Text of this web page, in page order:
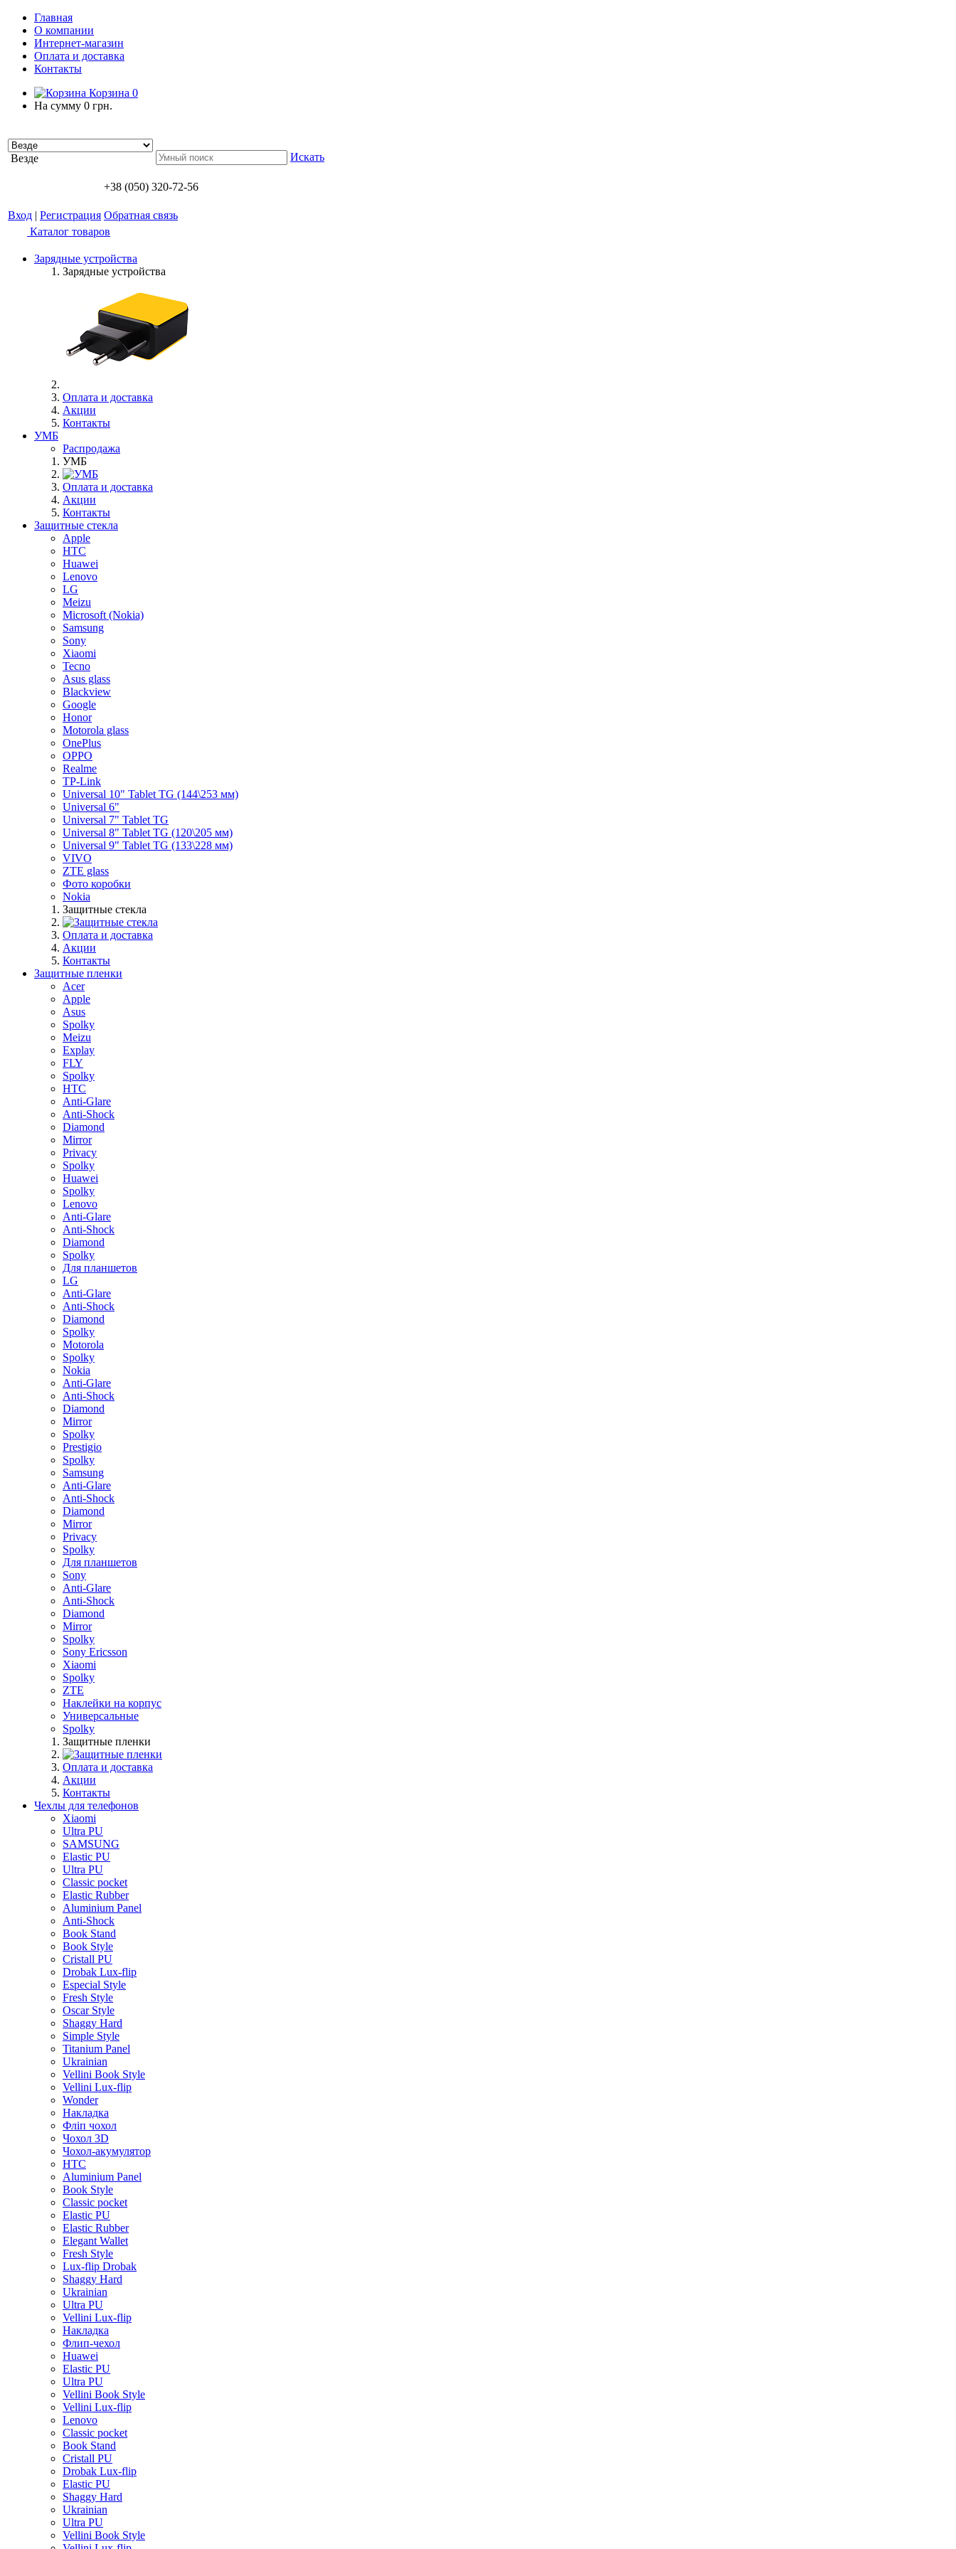
Главная
О компании
Интернет-магазин
Оплата и доставка
Контакты
Корзина 0
На сумму 0 грн.
Везде Искать
+38 (050) 320-72-56
Вход | Регистрация Обратная связь
Каталог товаров
Зарядные устройства
Зарядные устройства
Оплата и доставка
Акции
Контакты
УМБ
Распродажа
УМБ
Оплата и доставка
Акции
Контакты
Защитные стекла
Apple
HTC
Huawei
Lenovo
LG
Meizu
Microsoft (Nokia)
Samsung
Sony
Xiaomi
Tecno
Asus glass
Blackview
Google
Honor
Motorola glass
OnePlus
OPPO
Realme
TP-Link
Universal 10" Tablet TG (144\253 мм)
Universal 6"
Universal 7" Tablet TG
Universal 8" Tablet TG (120\205 мм)
Universal 9" Tablet TG (133\228 мм)
VIVO
ZTE glass
Фото коробки
Nokia
Защитные стекла
Оплата и доставка
Акции
Контакты
Защитные пленки
Acer
Apple
Asus
Spolky
Meizu
Explay
FLY
Spolky
HTC
Anti-Glare
Anti-Shock
Diamond
Mirror
Privacy
Spolky
Huawei
Spolky
Lenovo
Anti-Glare
Anti-Shock
Diamond
Spolky
Для планшетов
LG
Anti-Glare
Anti-Shock
Diamond
Spolky
Motorola
Spolky
Nokia
Anti-Glare
Anti-Shock
Diamond
Mirror
Spolky
Prestigio
Spolky
Samsung
Anti-Glare
Anti-Shock
Diamond
Mirror
Privacy
Spolky
Для планшетов
Sony
Anti-Glare
Anti-Shock
Diamond
Mirror
Spolky
Sony Ericsson
Xiaomi
Spolky
ZTE
Наклейки на корпус
Универсальные
Spolky
Защитные пленки
Оплата и доставка
Акции
Контакты
Чехлы для телефонов
Xiaomi
Ultra PU
SAMSUNG
Elastic PU
Ultra PU
Classic pocket
Elastic Rubber
Aluminium Panel
Anti-Shock
Book Stand
Book Style
Cristall PU
Drobak Lux-flip
Especial Style
Fresh Style
Oscar Style
Shaggy Hard
Simple Style
Titanium Panel
Ukrainian
Vellini Book Style
Vellini Lux-flip
Wonder
Накладка
Фліп чохол
Чохол 3D
Чохол-акумулятор
HTC
Aluminium Panel
Book Style
Classic pocket
Elastic PU
Elastic Rubber
Elegant Wallet
Fresh Style
Lux-flip Drobak
Shaggy Hard
Ukrainian
Ultra PU
Vellini Lux-flip
Накладка
Флип-чехол
Huawei
Elastic PU
Ultra PU
Vellini Book Style
Vellini Lux-flip
Lenovo
Classic pocket
Book Stand
Cristall PU
Drobak Lux-flip
Elastic PU
Shaggy Hard
Ukrainian
Ultra PU
Vellini Book Style